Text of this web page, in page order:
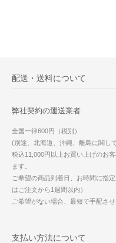
配送・送料について
弊社契約の運送業者
全国一律600円（税別）
(別途、北海道、沖縄、離島に関し
税込11,000円以上お買い上げのお
ます。
ご希望の商品到着日、お時間に指
はご注文から1週間以内）
ご希望がない場合、最短で手配さ
支払い方法について